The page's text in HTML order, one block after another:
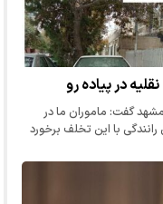
گفت: ماموران ما در
با این تخلف برخورد